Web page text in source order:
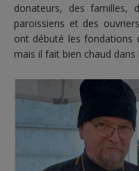
donateurs, des familles,
paroissiens et des
ont débuté les fondations
mais il fait bien chaud